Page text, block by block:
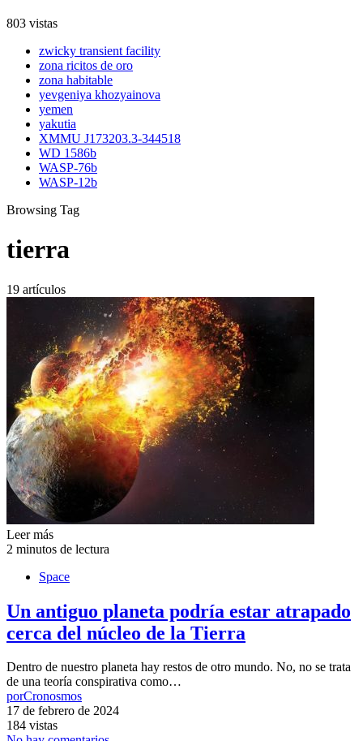
803 vistas
zwicky transient facility
zona ricitos de oro
zona habitable
yevgeniya khozyainova
yemen
yakutia
XMMU J173203.3-344518
WD 1586b
WASP-76b
WASP-12b
Browsing Tag
tierra
19 artículos
Leer más
2 minutos de lectura
Space
Un antiguo planeta podría estar atrapado
cerca del núcleo de la Tierra
Dentro de nuestro planeta hay restos de otro mundo. No, no se trata
de una teoría conspirativa como…
porCronosmos
17 de febrero de 2024
184 vistas